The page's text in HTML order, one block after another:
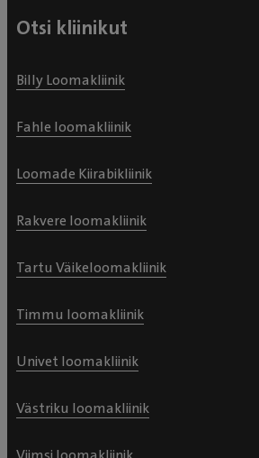
Otsi kliinikut
Billy Loomakliinik
Fahle loomakliinik
Loomade Kiirabikliinik
Rakvere loomakliinik
Tartu Väikeloomakliinik
Timmu loomakliinik
Univet loomakliinik
Västriku loomakliinik